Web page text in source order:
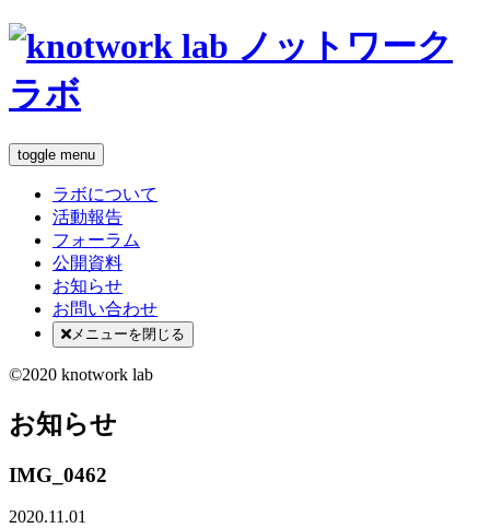
toggle menu
ラボについて
活動報告
フォーラム
公開資料
お知らせ
お問い合わせ
メニューを閉じる
©2020 knotwork lab
お知らせ
IMG_0462
2020.11.01